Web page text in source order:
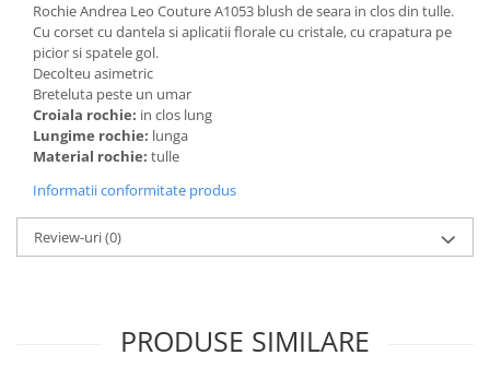
Rochie Andrea Leo Couture A1053 blush de seara in clos din tulle.
Cu corset cu dantela si aplicatii florale cu cristale, cu crapatura pe
picior si spatele gol.
Decolteu asimetric
Breteluta peste un umar
Croiala rochie: in clos lung
Lungime rochie: lunga
Material rochie: tulle
Informatii conformitate produs
Review-uri(0)
PRODUSE SIMILARE